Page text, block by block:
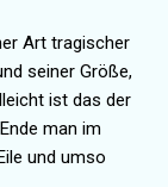
Art tragischer
seiner Größe,
ist das der
man im
und umso